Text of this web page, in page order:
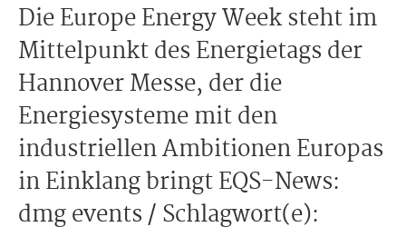
Die Europe Energy Week steht im
Mittelpunkt des Energietags der
Hannover Messe, der die
Energiesysteme mit den
industriellen Ambitionen Europas
in Einklang bringt EQS-News:
dmg events / Schlagwort(e):